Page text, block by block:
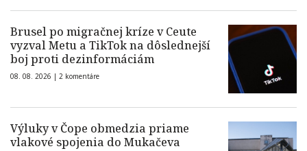
Brusel po migračnej kríze v Ceute
vyzval Metu a TikTok na dôslednejší
boj proti dezinformáciám
08. 08. 2026 | 2 komentáre
Výluky v Čope obmedzia priame
vlakové spojenia do Mukačeva